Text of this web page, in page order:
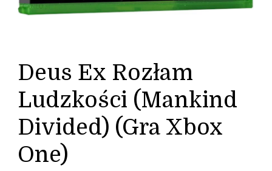
Deus Ex Rozłam
Ludzkości (Mankind
Divided) (Gra Xbox
One)